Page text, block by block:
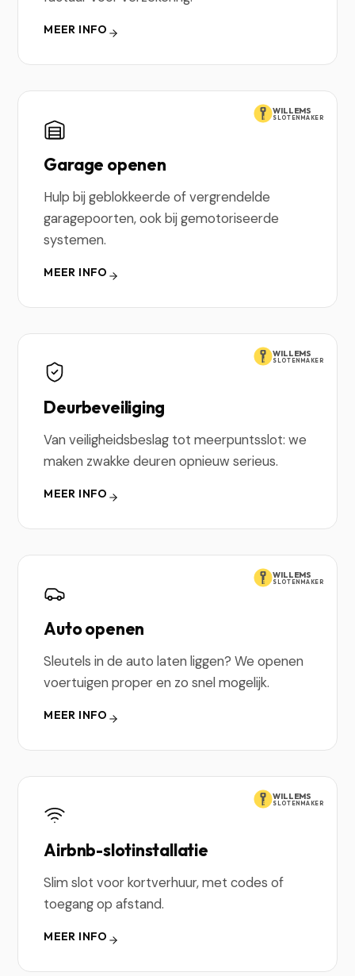
MEER INFO
WILLEMS
SLOTENMAKER
Garage openen
Hulp bij geblokkeerde of vergrendelde
garagepoorten, ook bij gemotoriseerde
systemen.
MEER INFO
WILLEMS
SLOTENMAKER
Deurbeveiliging
Van veiligheidsbeslag tot meerpuntsslot: we
maken zwakke deuren opnieuw serieus.
MEER INFO
WILLEMS
SLOTENMAKER
Auto openen
Sleutels in de auto laten liggen? We openen
voertuigen proper en zo snel mogelijk.
MEER INFO
WILLEMS
SLOTENMAKER
Airbnb-slotinstallatie
Slim slot voor kortverhuur, met codes of
toegang op afstand.
MEER INFO